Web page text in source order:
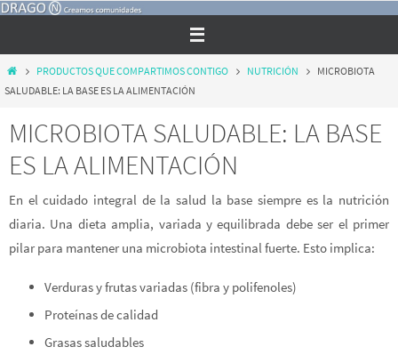
Ir
contenido
InicioPRODUCTOS QUE COMPARTIMOS CONTIGO NUTRICIÓN
MICROBIOTA
SALUDABLE: LA BASE ES LA ALIMENTACIÓN
MICROBIOTA SALUDABLE: LA BASE
ES LA ALIMENTACIÓN
En el cuidado integral de la salud la base siempre es la nutrición
diaria. Una dieta amplia, variada y equilibrada debe ser el primer
pilar para mantener una microbiota intestinal fuerte. Esto implica:
Verduras y frutas variadas (fibra y polifenoles)
Proteínas de calidad
Grasas saludables